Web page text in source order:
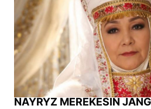
NAÝRYZ MEREKESİN